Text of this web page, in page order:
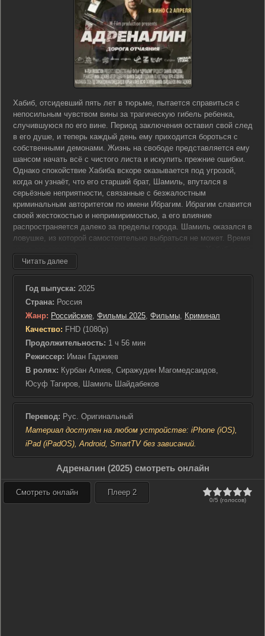
Хабиб, отсидевший пять лет в тюрьме, пытается справиться с
непосильным чувством вины за трагическую гибель ребенка,
случившуюся по его вине. Период заключения оставил свой след
в его душе, и теперь каждый день ему приходится бороться с
собственными демонами. Жизнь на свободе представляется ему
шансом начать всё с чистого листа и искупить прежние ошибки.
Однако спокойствие Хабиба вскоре оказывается под угрозой,
когда он узнаёт, что его старший брат, Шамиль, впутался в
серьёзные неприятности, связанные с безжалостным
криминальным авторитетом по имени Ибрагим. Ибрагим славится
своей жестокостью и непримиримостью, а его влияние
распространяется далеко за пределы города. Шамиль оказался в
ловушке, из которой самостоятельно выбраться не может. Время
перед сложным выбором. С одной стороны, он хочет сохранить
свою долгожданную свободу и продолжить путь исправления. С
другой – он не может оставить брата в беде, зная, что тот
нуждается в его помощи. Внутренний конфликт разрывает его на
части: вернуться ли к прежней, преступной жизни, чтобы ради
спасения Шамиля вступить в противостояние с Ибрагимом, или
оставить всё как есть и рискнуть потерять близкого человека?
Каждый вариант чреват тяжелыми последствиями, и Хабибу
Взвешивая все «за» и «против», он ищет путь, как спасти брата,
при этом не утонув вновь в водовороте криминального мира.
Читать далее
Год выпуска: 2025
Страна: Россия
Жанр: Российские, Фильмы 2025, Фильмы, Криминал
Качество: FHD (1080p)
Продолжительность: 1 ч 56 мин
Режиссер: Иман Гаджиев
В ролях: Курбан Алиев, Сиражудин Магомедсаидов,
Юсуф Тагиров, Шамиль Шайдабеков
Перевод: Рус. Оригинальный
Материал доступен на любом устройстве: iPhone (iOS),
iPad (iPadOS), Android, SmartTV без зависаний.
Адреналин (2025) смотреть онлайн
0/5 (голосов)
Смотреть онлайн Плеер 2